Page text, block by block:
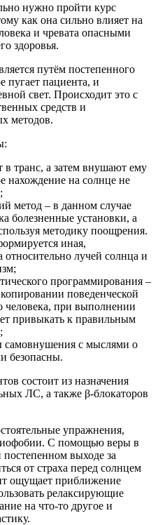
нужно пройти курс
как она сильно влияет на
и чревата опасными
здоровья.
путём постепенного
пугает пациента, и
свет. Происходит это с
средств и
методов.
в транс, а затем внушают ему
нахождение на солнце не
метод – в данном случае
болезненные установки, а
методику поощрения.
иная,
относительно лучей солнца и
программирования –
поведенческой
человека, при выполнении
привыкать к правильным
самовнушения с мыслями о
безопасны.
состоит из назначения
ЛС, а также β-блокаторов
упражнения,
С помощью веры в
выходе за
от страха перед солнцем
ощущает приближение
релаксирующие
на что-то другое и